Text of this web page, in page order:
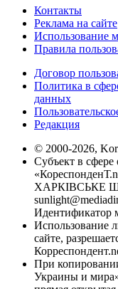
Контакты
Реклама на сайте
Использование
Правила
Договор
Политика в
данных
Редакция
© 2000-2026,
Субъект в
ХАРКІВСЬКЕ
Идентификатор
Использование
сайте,
При
Украины и